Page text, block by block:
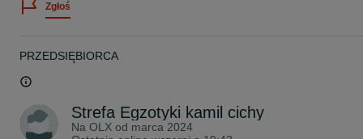
Wielkość: ok. 1–2 cm (młode osobniki)
Temperatura wody: 20–24°C
Zachowanie: spokojne, stadne
pokarmu oraz biofilm.
Dlaczego warto:
-piękne, kontrastowe ubarwienie
Zgłoś
PRZEDSIĘBIORCA
Strefa Egzotyki kamil cichy
Na OLX od marca 2024